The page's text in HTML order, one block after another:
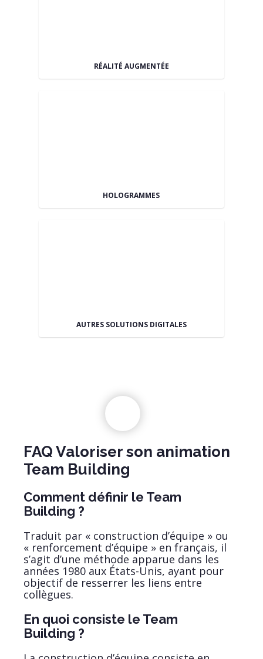
RÉALITÉ AUGMENTÉE
HOLOGRAMMES
AUTRES SOLUTIONS DIGITALES
FAQ Valoriser son animation
Team Building
Comment définir le Team
Building ?
Traduit par « construction d’équipe » ou
« renforcement d’équipe » en français, il
s’agit d’une méthode apparue dans les
années 1980 aux États-Unis, ayant pour
objectif de resserrer les liens entre
collègues.
En quoi consiste le Team
Building ?